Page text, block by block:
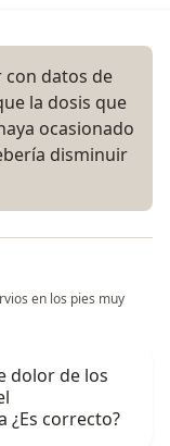
con datos de
la dosis que
ocasionado
disminuir
en los pies muy
dolor de los
¿Es correcto?